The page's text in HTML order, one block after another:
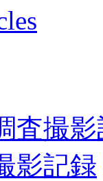
査撮
影記録